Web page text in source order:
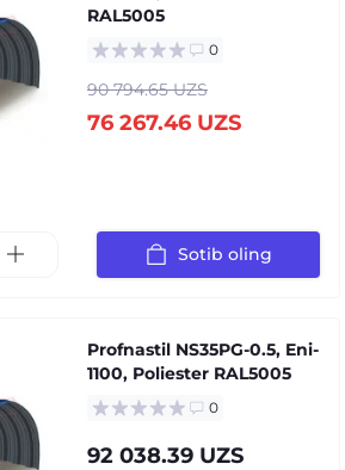
RAL5005
0
90 794.65 UZS
76 267.46 UZS
Sotib oling
Profnastil NS35PG-0.5, Eni-
1100, Poliester RAL5005
0
92 038.39 UZS